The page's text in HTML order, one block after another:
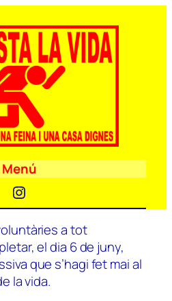
Menú
Instagram
a tot
el dia 6 de juny,
que s’hagi fet mai al
la vida.